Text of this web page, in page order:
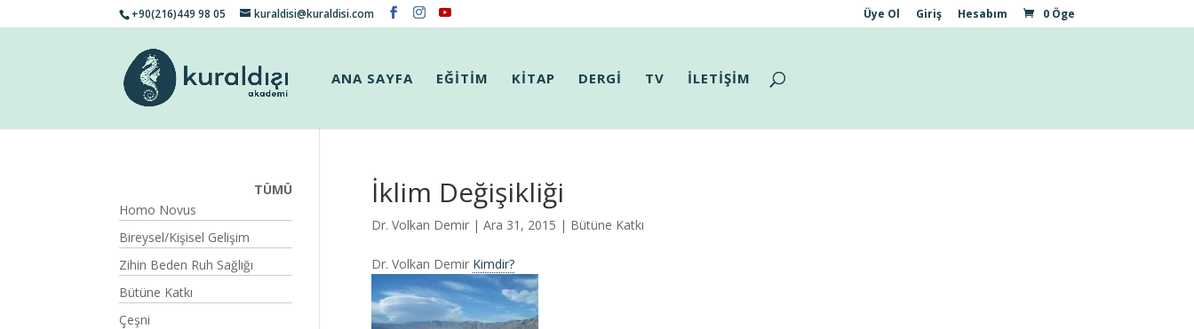
+90(216)449 98 05 kuraldisi@kuraldisi.com Üye Ol Giriş Hesabım 0 Öge
ANA SAYFA EĞİTİM KİTAP DERGİ TV İLETİŞİM
İklim Değişikliği
Dr. Volkan Demir| Ara 31, 2015 | Bütüne Katkı
Dr. Volkan Demir Kimdir?
TÜMÜ
Homo Novus
Bireysel/Kişisel Gelişim
Zihin Beden Ruh Sağlığı
Bütüne Katkı
Çeşni